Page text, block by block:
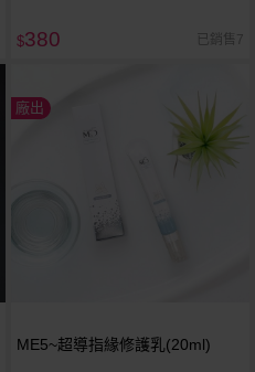
$380 已銷售7
廠出
ME5~超導指緣修護乳(20ml)